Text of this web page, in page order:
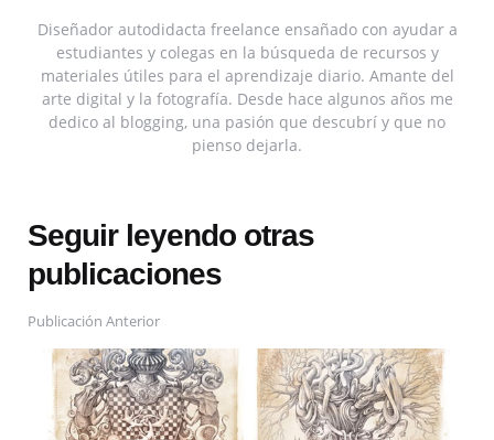
Diseñador autodidacta freelance ensañado con ayudar a
estudiantes y colegas en la búsqueda de recursos y
materiales útiles para el aprendizaje diario. Amante del
arte digital y la fotografía. Desde hace algunos años me
dedico al blogging, una pasión que descubrí y que no
pienso dejarla.
Seguir leyendo otras
publicaciones
Publicación Anterior